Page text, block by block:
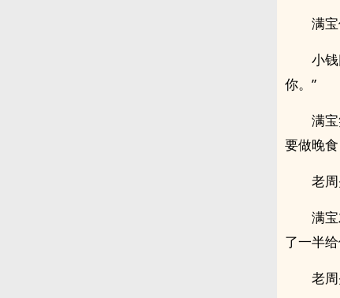
满
小
你。”
满
要做晚
老
满
了一半给
老